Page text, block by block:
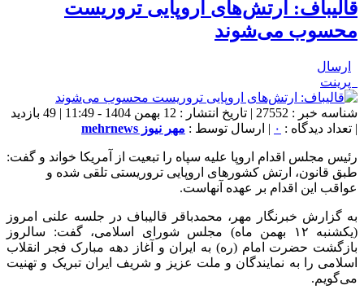
قالیباف: ارتش‌های اروپایی تروریست
محسوب می‌شوند
ارسال
پرینت
شناسه خبر : 27552 | تاریخ انتشار : 12 بهمن 1404 - 11:49 | 49 بازدید
| تعداد دیدگاه : ۰ | ارسال توسط : مهر نیوز mehrnews
رئیس مجلس اقدام اروپا علیه سپاه را تبعیت از آمریکا خواند و گفت:
طبق قانون، ارتش کشورهای اروپایی تروریستی تلقی شده و
عواقب این اقدام بر عهده آنهاست.
به گزارش خبرنگار مهر، محمدباقر قالیباف در جلسه علنی امروز
(یکشنبه ۱۲ بهمن ماه) مجلس شورای اسلامی، گفت: سالروز
بازگشت حضرت امام (ره) به ایران و آغاز دهه‌ مبارک فجر انقلاب
اسلامی را به نمایندگان و ملت عزیز و شریف ایران تبریک و تهنیت
می‌گویم.